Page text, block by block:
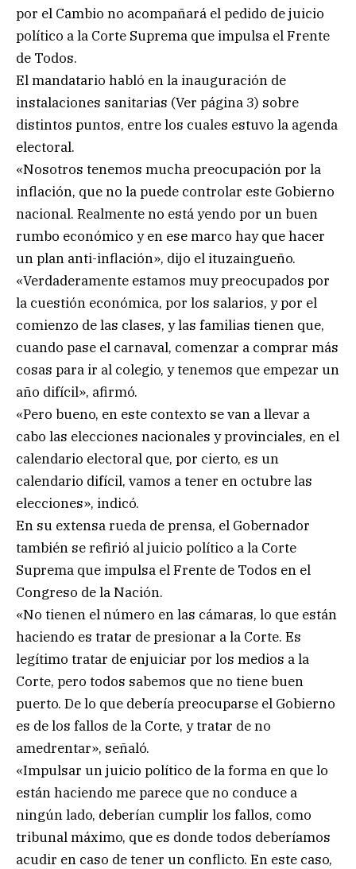
por el Cambio no acompañará el pedido de juicio
político a la Corte Suprema que impulsa el Frente
de Todos.
El mandatario habló en la inauguración de
instalaciones sanitarias (Ver página 3) sobre
distintos puntos, entre los cuales estuvo la agenda
electoral.
«Nosotros tenemos mucha preocupación por la
inflación, que no la puede controlar este Gobierno
nacional. Realmente no está yendo por un buen
rumbo económico y en ese marco hay que hacer
un plan anti-inflación», dijo el ituzaingueño.
«Verdaderamente estamos muy preocupados por
la cuestión económica, por los salarios, y por el
comienzo de las clases, y las familias tienen que,
cuando pase el carnaval, comenzar a comprar más
cosas para ir al colegio, y tenemos que empezar un
año difícil», afirmó.
«Pero bueno, en este contexto se van a llevar a
cabo las elecciones nacionales y provinciales, en el
calendario electoral que, por cierto, es un
calendario difícil, vamos a tener en octubre las
elecciones», indicó.
En su extensa rueda de prensa, el Gobernador
también se refirió al juicio político a la Corte
Suprema que impulsa el Frente de Todos en el
Congreso de la Nación.
«No tienen el número en las cámaras, lo que están
haciendo es tratar de presionar a la Corte. Es
legítimo tratar de enjuiciar por los medios a la
Corte, pero todos sabemos que no tiene buen
puerto. De lo que debería preocuparse el Gobierno
es de los fallos de la Corte, y tratar de no
amedrentar», señaló.
«Impulsar un juicio político de la forma en que lo
están haciendo me parece que no conduce a
ningún lado, deberían cumplir los fallos, como
tribunal máximo, que es donde todos deberíamos
acudir en caso de tener un conflicto. En este caso,